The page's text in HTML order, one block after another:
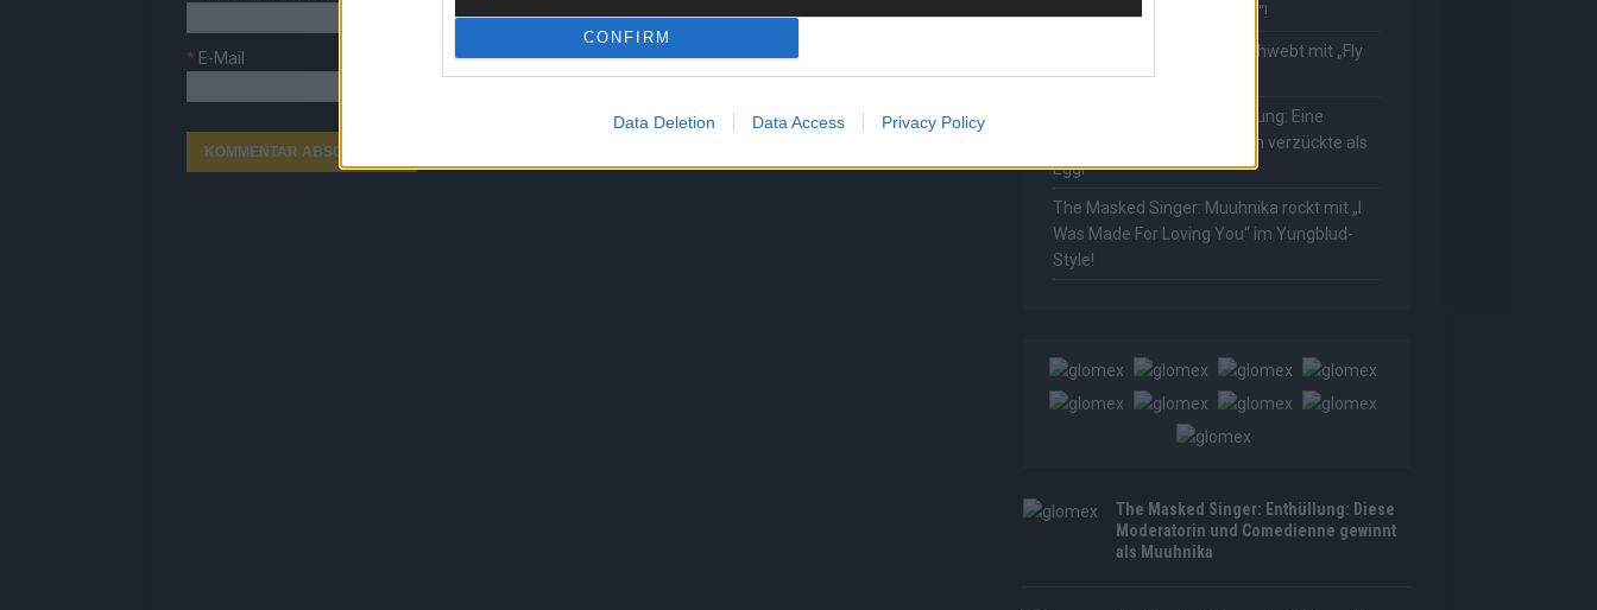
CONFIRM
Data Deletion Data Access Privacy Policy
* E-Mail
Welt mit „We Are The World“!
The Masked Singer: King schwebt mit „Fly
Me To The Moon“!
The Masked Singer: Enthüllung: Eine
österreichische Moderatorin verzückte als
Eggi
The Masked Singer: Muuhnika rockt mit „I
Was Made For Loving You“ im Yungblud-
Style!
The Masked Singer: Enthüllung: Diese
Moderatorin und Comedienne gewinnt
als Muuhnika